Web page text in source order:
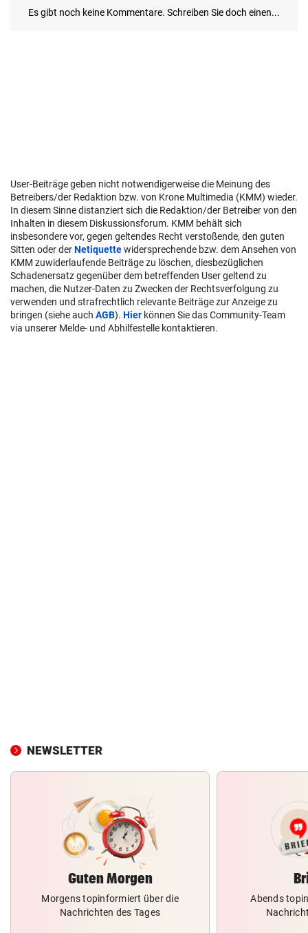
User-Beiträge geben nicht notwendigerweise die Meinung des
Betreibers/der Redaktion bzw. von Krone Multimedia (KMM) wieder.
In diesem Sinne distanziert sich die Redaktion/der Betreiber von den
Inhalten in diesem Diskussionsforum. KMM behält sich
insbesondere vor, gegen geltendes Recht verstoßende, den guten
Sitten oder derNetiquettewidersprechende bzw. dem Ansehen von
KMM zuwiderlaufende Beiträge zu löschen, diesbezüglichen
Schadenersatz gegenüber dem betreffenden User geltend zu
machen, die Nutzer-Daten zu Zwecken der Rechtsverfolgung zu
verwenden und strafrechtlich relevante Beiträge zur Anzeige zu
bringen (siehe auch AGB). Hier können Sie das Community-Team
via unserer Melde- und Abhilfestelle kontaktieren.
NEWSLETTER
Guten Morgen
Morgens topinformiert über die
Nachrichten des Tages
Abends